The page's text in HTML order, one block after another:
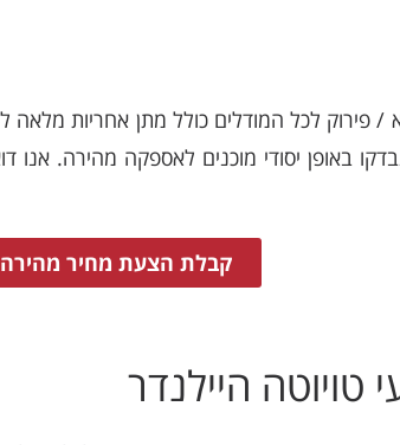
באופן יסודי מוכנים לאספקה מהירה.
קבלת הצעת מחיר
טויוטה היילנדר